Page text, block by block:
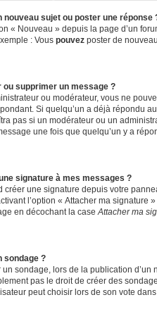
nouveau sujet ou poster une réponse
« Nouveau » depuis la page d’un
: Vous pouvez poster de
ou supprimer un message ?
ou modérateur, vous ne
Si quelqu’un a déjà répondu
pas si un modérateur ou un
une fois que quelqu’un y a
signature à mes messages ?
créer une signature depuis votre
l’option « Attacher ma signature
en décochant la caseAttacher ma
sondage ?
un sondage, lors de la publication
pas le droit de créer des
peut choisir lors de son vote